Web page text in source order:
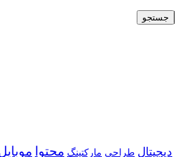
دیجیتال طراحی مارکتینگ محتوا